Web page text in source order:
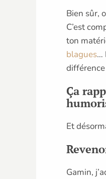
Bien sûr,
C’est
ton
blagues…
Ça
Et
Gamin,